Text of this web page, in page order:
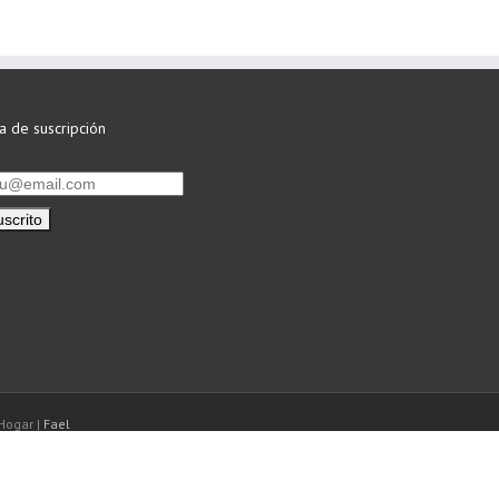
de suscripción
| Fael